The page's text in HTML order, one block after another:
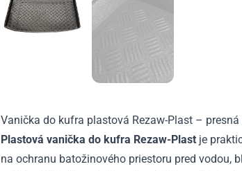
Vanička do kufra plastová Rezaw-Plast –
Plastová vanička do kufra Rezaw-Plast je
na ochranu batožinového priestoru pred vodou,